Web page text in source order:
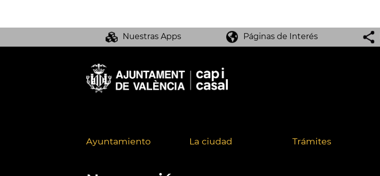
Nuestras Apps Páginas de Interés
Ayuntamiento La ciudad Trámites